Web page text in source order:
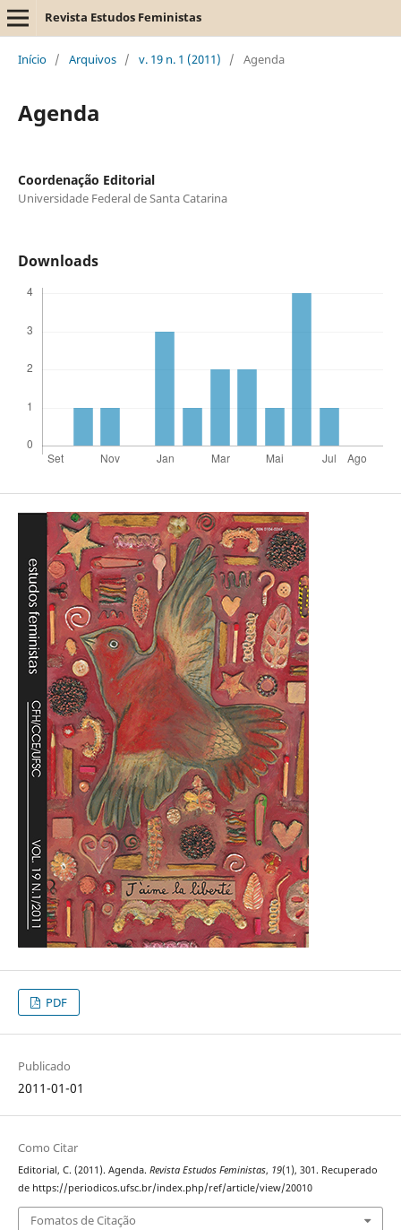
Revista Estudos Feministas
Início / Arquivos / v. 19 n. 1 (2011) / Agenda
Agenda
Coordenação Editorial
Universidade Federal de Santa Catarina
Downloads
PDF
Publicado
2011-01-01
Como Citar
Editorial, C. (2011). Agenda. Revista Estudos Feministas, 19(1), 301. Recuperado
de https://periodicos.ufsc.br/index.php/ref/article/view/20010
Fomatos de Citação